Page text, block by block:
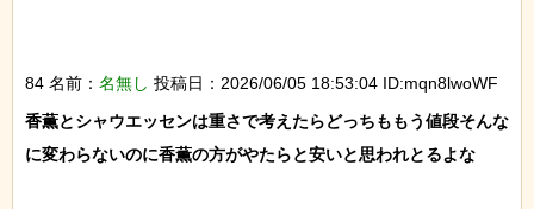
84 名前： 名無し 投稿日：2026/06/05 18:53:04 ID:mqn8lwoWF
香薫とシャウエッセンは重さで考えたらどっちももう値段そんな
に変わらないのに香薫の方がやたらと安いと思われとるよな